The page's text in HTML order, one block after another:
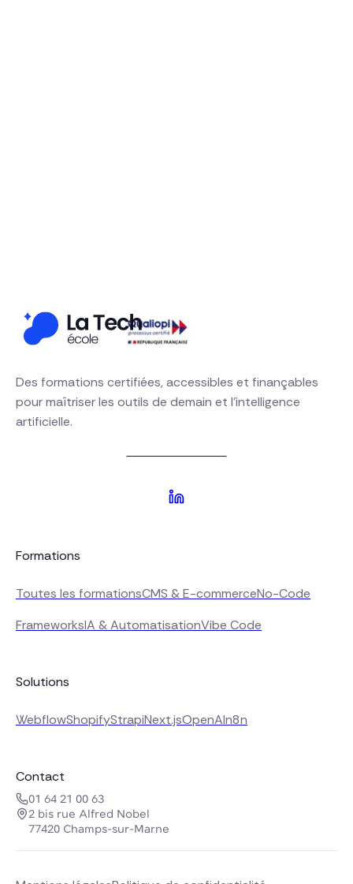
01 64 21 00 63
Des formations certifiées, accessibles et finançables
pour maîtriser les outils de demain et l'intelligence
artificielle.
Formations
Toutes les formationsCMS & E-commerceNo-Code
FrameworksIA & AutomatisationVibe Code
Solutions
WebflowShopifyStrapiNext.jsOpenAIn8n
Contact
01 64 21 00 63
2 bis rue Alfred Nobel
77420 Champs-sur-Marne